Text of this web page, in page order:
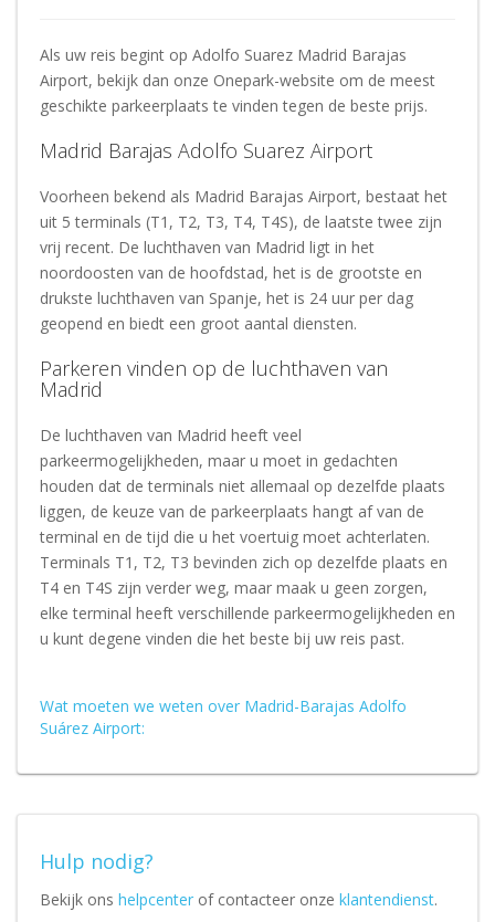
Als uw reis begint op Adolfo Suarez Madrid Barajas
Airport, bekijk dan onze Onepark-website om de meest
geschikte parkeerplaats te vinden tegen de beste prijs.
Madrid Barajas Adolfo Suarez Airport
Voorheen bekend als Madrid Barajas Airport, bestaat het
uit 5 terminals (T1, T2, T3, T4, T4S), de laatste twee zijn
vrij recent. De luchthaven van Madrid ligt in het
noordoosten van de hoofdstad, het is de grootste en
drukste luchthaven van Spanje, het is 24 uur per dag
geopend en biedt een groot aantal diensten.
Parkeren vinden op de luchthaven van
Madrid
De luchthaven van Madrid heeft veel
parkeermogelijkheden, maar u moet in gedachten
houden dat de terminals niet allemaal op dezelfde plaats
liggen, de keuze van de parkeerplaats hangt af van de
terminal en de tijd die u het voertuig moet achterlaten.
Terminals T1, T2, T3 bevinden zich op dezelfde plaats en
T4 en T4S zijn verder weg, maar maak u geen zorgen,
elke terminal heeft verschillende parkeermogelijkheden en
u kunt degene vinden die het beste bij uw reis past.
Wat moeten we weten over Madrid-Barajas Adolfo
Suárez Airport:
Hulp nodig?
Bekijk ons helpcenter of contacteer onze klantendienst.